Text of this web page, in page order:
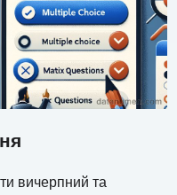
вичерпний та